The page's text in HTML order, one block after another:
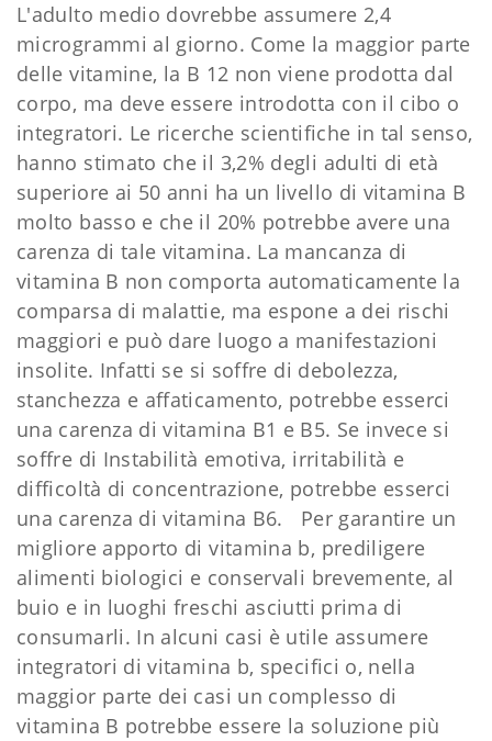
L'adulto medio dovrebbe assumere 2,4
microgrammi al giorno. Come la maggior parte
delle vitamine, la B 12 non viene prodotta dal
corpo, ma deve essere introdotta con il cibo o
integratori. Le ricerche scientifiche in tal senso,
hanno stimato che il 3,2% degli adulti di età
superiore ai 50 anni ha un livello di vitamina B
molto basso e che il 20% potrebbe avere una
carenza di tale vitamina. La mancanza di
vitamina B non comporta automaticamente la
comparsa di malattie, ma espone a dei rischi
maggiori e può dare luogo a manifestazioni
insolite. Infatti se si soffre di debolezza,
stanchezza e affaticamento, potrebbe esserci
una carenza di vitamina B1 e B5. Se invece si
soffre di Instabilità emotiva, irritabilità e
difficoltà di concentrazione, potrebbe esserci
una carenza di vitamina B6. Per garantire un
migliore apporto di vitamina b, prediligere
alimenti biologici e conservali brevemente, al
buio e in luoghi freschi asciutti prima di
consumarli. In alcuni casi è utile assumere
integratori di vitamina b, specifici o, nella
maggior parte dei casi un complesso di
vitamina B potrebbe essere la soluzione più